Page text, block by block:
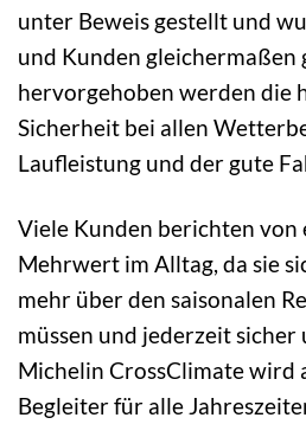
unter Beweis gestellt und
und Kunden gleichermaßen
hervorgehoben werden die
Sicherheit bei allen
Laufleistung und der gute
Viele Kunden berichten von
Mehrwert im Alltag, da sie
mehr über den saisonalen
müssen und jederzeit
Michelin CrossClimate wird
Begleiter für alle